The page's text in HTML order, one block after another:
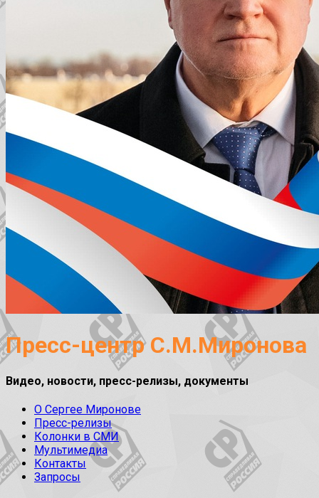
Пресс-центр С.М.Миронова
Видео, новости, пресс-релизы, документы
О Сергее Миронове
Пресс-релизы
Колонки в СМИ
Мультимедиа
Контакты
Запросы